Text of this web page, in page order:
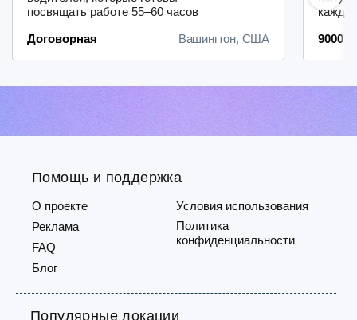
Договорная Вашингтон, США
посвящать работе 55–60 часов
предлагает привлекательные
учётом вашего опыта и
р...
9000 $
учёта
Популярные локации
Помощь и поддержка
О проекте
Реклама
FAQ
Блог
Условия использования
Политика
конфиденциальности